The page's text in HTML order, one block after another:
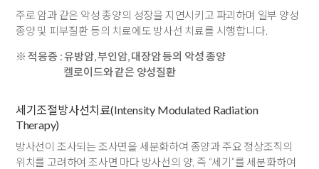
주로 암과 같은 악성 종양의 성장을 지연시키고 파괴하며 일부 양성
종양 및 피부질환 등의 치료에도 방사선 치료를 시행합니다.
※ 적응증 : 유방암, 부인암, 대장암 등의 악성 종양
켈로이드와 같은 양성질환
세기조절방사선치료(Intensity Modulated Radiation
Therapy)
방사선이 조사되는 조사면을 세분화하여 종양과 주요 정상조직의
위치를 고려하여 조사면 마다 방사선의 양, 즉 “세기”를 세분화하여